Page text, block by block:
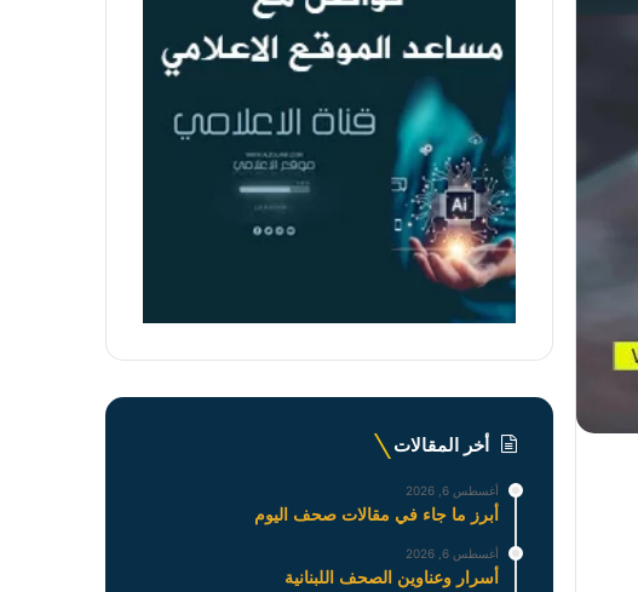
أخر المقالات
أغسطس 6, 2026
أبرز ما جاء في مقالات صحف اليوم
أغسطس 6, 2026
أسرار وعناوين الصحف اللبنانية